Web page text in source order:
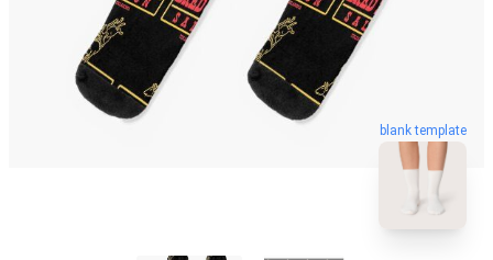
blank template